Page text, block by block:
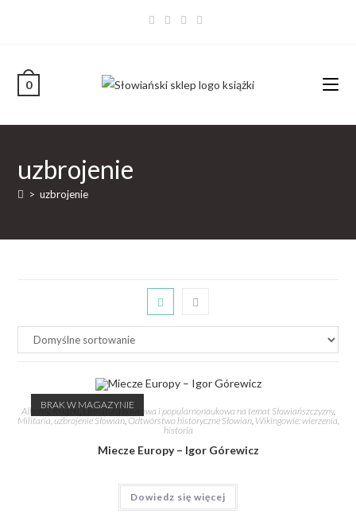
0
uzbrojenie
> uzbrojenie
BRAK W MAGAZYNIE
Albumy,Książki,Literatura naukowa i popularnonaukowa na temat Słowiańszczyzny,
Militaria, uzbrojenie Słowian, Odtwórstwo historyczne Słowian, Wikingowie: wierzenia,
historia
Miecze Europy – Igor Górewicz
Dowiedz się więcej